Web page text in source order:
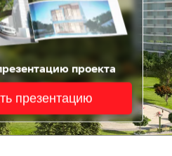
проекта
презентацию